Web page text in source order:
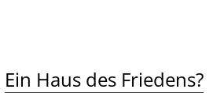
Ein Haus des Friedens?